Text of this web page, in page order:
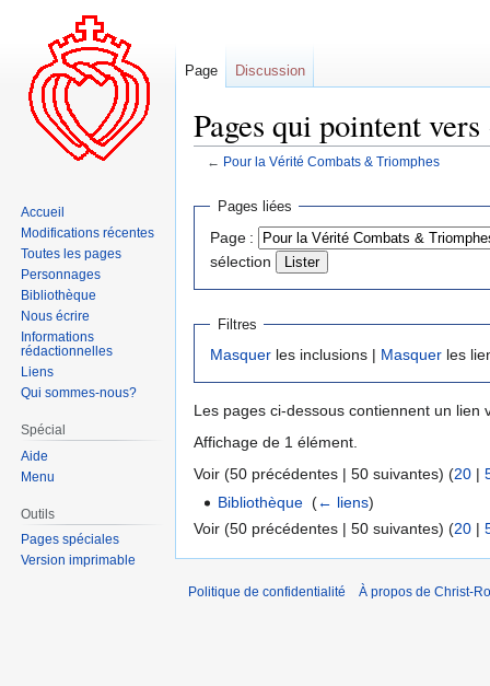
Pages qui pointent
← Pour la Vérité Combats & Triomphes
Aller
navigation
Aller
recherche
Pages liées
Page :
sélection
Filtres
Masquer les inclusions | Masquer les
Les pages ci-dessous contiennent un lien
Affichage de 1 élément.
Voir (50 précédentes | 50 suivantes) (20 |
Bibliothèque ‎(← liens)
Voir (50 précédentes | 50 suivantes) (20 |
Page Discussion
Accueil
Modifications récentes
Toutes les pages
Personnages
Bibliothèque
Nous écrire
Informations
rédactionnelles
Liens
Qui sommes-nous?
Spécial
Aide
Menu
Outils
Pages spéciales
Version imprimable
Politique de confidentialité À propos de Christ-